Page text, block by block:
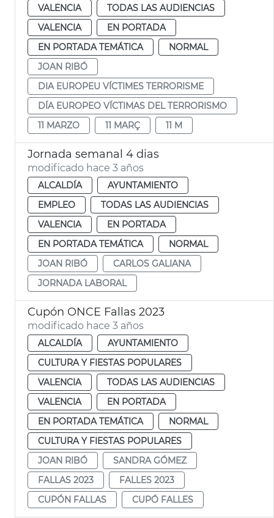
VALENCIA
TODAS LAS AUDIENCIAS
VALENCIA
EN PORTADA
EN PORTADA TEMÁTICA
NORMAL
JOAN RIBÓ
DIA EUROPEU VÍCTIMES TERRORISME
DÍA EUROPEO VÍCTIMAS DEL TERRORISMO
11 MARZO
11 MARÇ 11 M
Jornada semanal 4 dias
modificado hace 3 años
ALCALDÍA
AYUNTAMIENTO
EMPLEO
TODAS LAS AUDIENCIAS
VALENCIA
EN PORTADA
EN PORTADA TEMÁTICA
NORMAL
JOAN RIBÓ
CARLOS GALIANA
JORNADA LABORAL
Cupón ONCE Fallas 2023
modificado hace 3 años
ALCALDÍA
AYUNTAMIENTO
CULTURA Y FIESTAS POPULARES
VALENCIA
TODAS LAS AUDIENCIAS
VALENCIA
EN PORTADA
EN PORTADA TEMÁTICA
NORMAL
CULTURA Y FIESTAS POPULARES
JOAN RIBÓ
SANDRA GÓMEZ
FALLAS 2023
FALLES 2023
CUPÓN FALLAS
CUPÓ FALLES